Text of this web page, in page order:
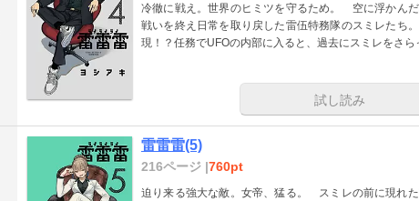
冷徹に戦え。世界のヒミツを守るため。 空に浮か
戦いを終え日常を取り戻した雷伍特務隊のスミレた
現！？任務でUFOの内部に入ると、過去にスミレをさ
試し読み
雷雷雷(5)
216ページ |760pt
迫り来る強大な敵。女帝、猛る。 スミレの前に現れ